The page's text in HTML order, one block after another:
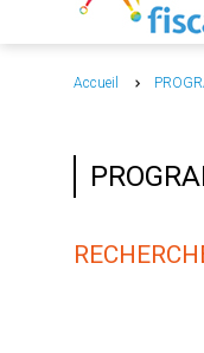
Accueil